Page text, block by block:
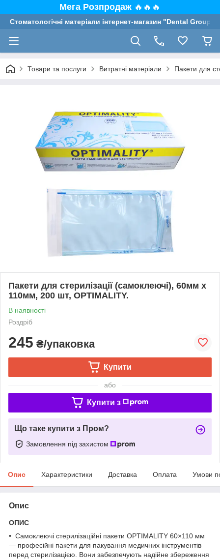
Мега Розпродаж 🔥🔥🔥
Стоматологічні матеріали інтернет-магазин "Dental Group"
Товари та послуги Витратні матеріали Пакети для
Пакети для стерилізації (самоклеючі), 60мм х
110мм, 200 шт, OPTIMALITY.
В наявності
Роздріб
245 ₴/упаковка
Купити
або
Купити з
Що таке купити з Пром?
Замовлення під захистом
Опис Характеристики Доставка Оплата Умови
Опис
ОПИС
• Самоклеючі стерилізаційні пакети OPTIMALITY 60×110 мм
— професійні пакети для пакування медичних інструментів
перед стерилізацією. Вони забезпечують надійне збереження